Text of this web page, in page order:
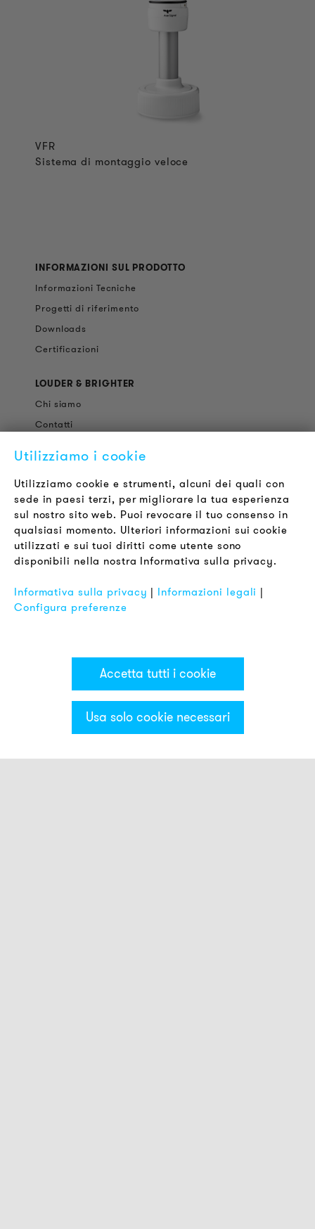
Categorie & Filter
VFR
Sistema di montaggio veloce
INFORMAZIONI SUL PRODOTTO
Informazioni Tecniche
Progetti di riferimento
Downloads
Certificazioni
LOUDER & BRIGHTER
Chi siamo
Contatti
Newsletter
LEGALE
Termini & Condizioni
Informativa sulla Privacy
Impronta
Utilizziamo i cookie
Utilizziamo cookie e strumenti, alcuni dei quali con
sede in paesi terzi, per migliorare la tua esperienza
sul nostro sito web. Puoi revocare il tuo consenso in
qualsiasi momento. Ulteriori informazioni sui cookie
utilizzati e sui tuoi diritti come utente sono
disponibili nella nostra Informativa sulla privacy.
Informativa sulla privacy | Informazioni legali |
Configura preferenze
Accetta tutti i cookie
Usa solo cookie necessari